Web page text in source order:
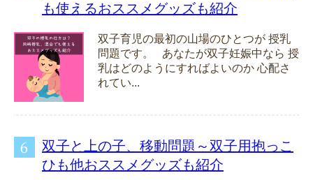
も使えるおススメグッズも紹介
双子育児の最初の山場のひとつが 授乳
問題です。 あなたが双子妊娠中なら 授
乳はどのようにすればよいのか 心配さ
れてい...
双子と上の子、移動問題～双子用抱っこ
ひも他おススメグッズも紹介